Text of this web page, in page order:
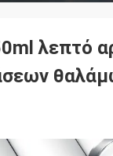
λεπτό